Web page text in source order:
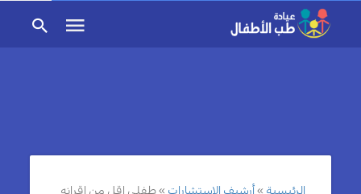
الرئيسية أرشيف الإستشارات
طفلي اقل من اقرانه